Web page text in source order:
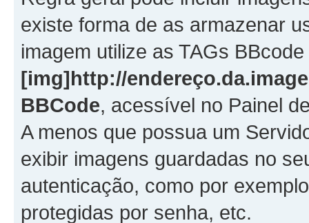
existe forma de as armazenar
imagem utilize as TAGs BBcode
[img]http://
BBCode, acessível no Painel
A menos que possua um
exibir imagens guardadas no
autenticação, como por
protegidas por senha, etc.